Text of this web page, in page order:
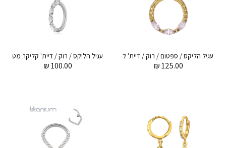
125.00
₪
100.00
₪